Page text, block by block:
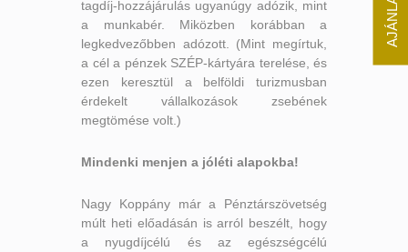
tagdíj-hozzájárulás ugyanúgy adózik, mint
a munkabér. Miközben korábban a
legkedvezőbben adózott. (Mint megírtuk,
a cél a pénzek SZÉP-kártyára terelése, és
ezen keresztül a belföldi turizmusban
érdekelt vállalkozások zsebének
megtömése volt.)
Mindenki menjen a jóléti alapokba!
Nagy Koppány már a Pénztárszövetség
múlt heti előadásán is arról beszélt, hogy
a nyugdíjcélú és az egészségcélú